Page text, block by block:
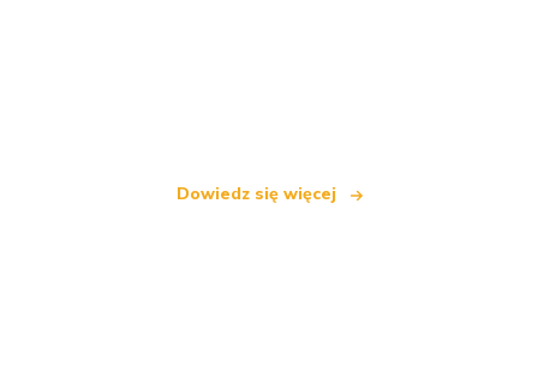
Dowiedz się więcej